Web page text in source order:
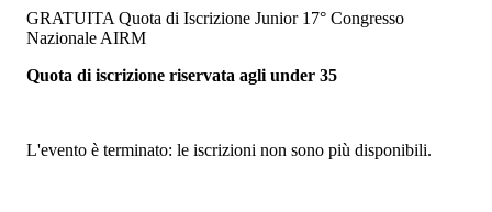
GRATUITA Quota di Iscrizione Junior 17° Congresso
Nazionale AIRM
Quota di iscrizione riservata agli under 35
L'evento è terminato: le iscrizioni non sono più disponibili.